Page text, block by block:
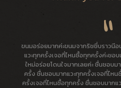
ขนมอร่อยมากค่ะขนมจากริชชี่บราวนี
แวะทุกครั้งเจอที่ไหนซื้อทุกครั้งค่ะชอ
ใหม่อร่อยโดนใจมากเลยค่ะ ชื่นชอบม
ครั้ง ชื่นชอบมากแวะทุกครั้งเจอที่ไห
ครั้งเจอที่ไหนซื้อทุกครั้ง ชื่นชอบมากแ